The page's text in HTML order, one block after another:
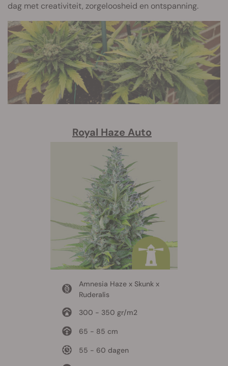
dag met creativiteit, zorgeloosheid en ontspanning.
Royal Haze Auto
Amnesia Haze x Skunk x
Ruderalis
300 - 350 gr/m2
65 - 85 cm
55 - 60 dagen